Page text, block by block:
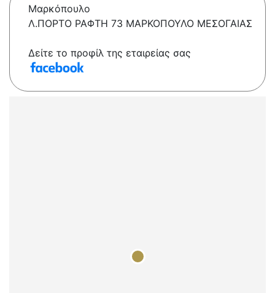
Μαρκόπουλο
Λ.ΠΟΡΤΟ ΡΑΦΤΗ 73 ΜΑΡΚΟΠΟΥΛΟ ΜΕΣΟΓΑΙΑΣ
Δείτε το προφίλ της εταιρείας σας